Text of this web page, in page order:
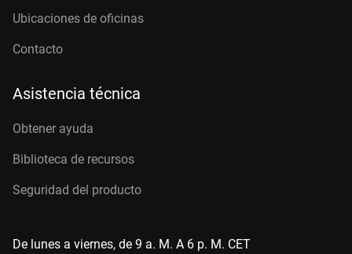
Ubicaciones de oficinas
Contacto
Asistencia técnica
Obtener ayuda
Biblioteca de recursos
Seguridad del producto
De lunes a viernes, de 9 a. M. A 6 p. M. CET